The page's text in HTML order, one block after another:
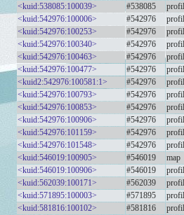
<kuid:538085:100039>
#538085
<kuid:542976:100006>
#542976
<kuid:542976:100253>
#542976
<kuid:542976:100340>
#542976
<kuid:542976:100463>
#542976
<kuid:542976:100477>
#542976
<kuid2:542976:100581:1>
#542976
<kuid:542976:100793>
#542976
<kuid:542976:100853>
#542976
<kuid:542976:100906>
#542976
<kuid:542976:101159>
#542976
<kuid:542976:101548>
#542976
<kuid:546019:100905>
#546019 map
<kuid:546019:100906>
#546019
<kuid:562039:100171>
#562039
<kuid:571895:100003>
#571895
<kuid:581816:100102>
#581816